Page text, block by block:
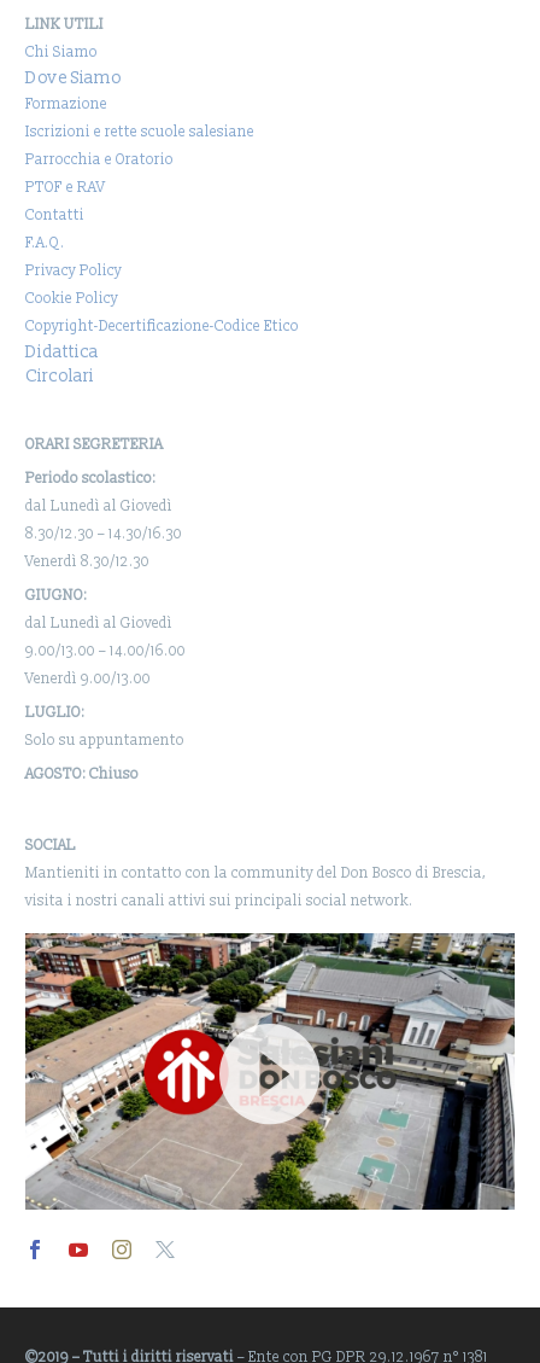
LINK UTILI
Chi Siamo
Dove Siamo
Formazione
Iscrizioni e rette scuole salesiane
Parrocchia e Oratorio
PTOF e RAV
Contatti
F.A.Q.
Privacy Policy
Cookie Policy
Copyright-Decertificazione-Codice Etico
Didattica
Circolari
ORARI SEGRETERIA
Periodo scolastico:
dal Lunedì al Giovedì
8.30/12.30 – 14.30/16.30
Venerdì 8.30/12.30
GIUGNO:
dal Lunedì al Giovedì
9.00/13.00 – 14.00/16.00
Venerdì 9.00/13.00
LUGLIO:
Solo su appuntamento
AGOSTO: Chiuso
SOCIAL
Mantieniti in contatto con la community del Don Bosco di Brescia,
visita i nostri canali attivi sui principali social network.
Player
©2019 – Tutti i diritti riservati – Ente con PG DPR 29.12.1967 n° 1381